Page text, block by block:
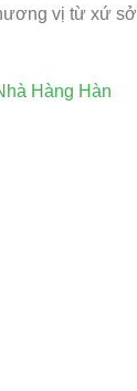
vị từ xứ sở
Hàng Hàn